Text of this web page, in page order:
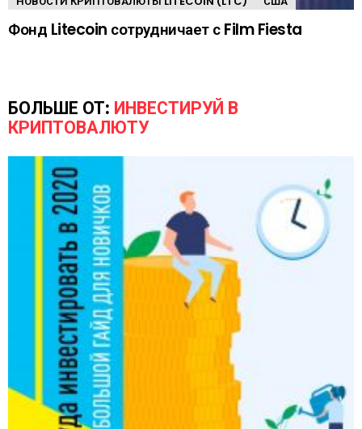
Фонд Litecoin сотрудничает с Film Fiesta
БОЛЬШЕ ОТ: ИНВЕСТИРУЙ В
КРИПТОВАЛЮТУ